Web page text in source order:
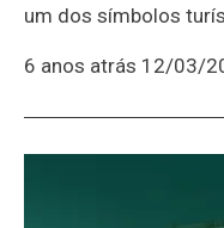
um dos símbolos
6 anos atrás 12/03/